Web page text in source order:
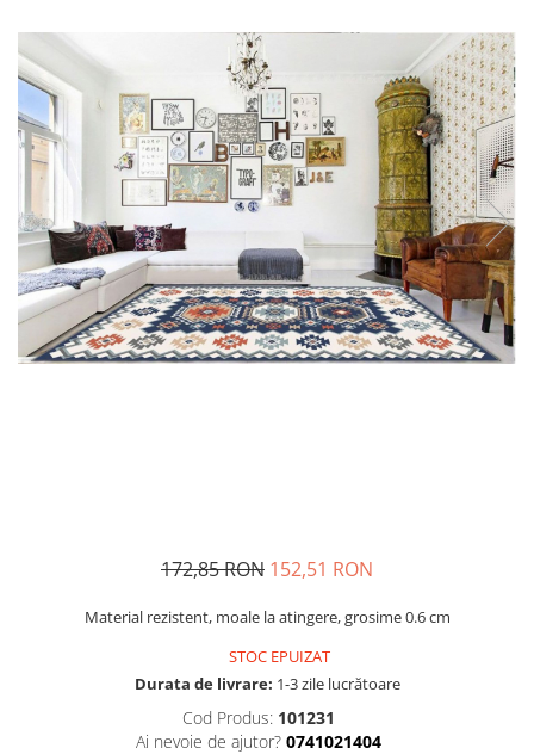
172,85 RON 152,51 RON
Material rezistent, moale la atingere, grosime 0.6 cm
STOC EPUIZAT
Durata de livrare: 1-3 zile lucrătoare
Cod Produs: 101231
Ai nevoie de ajutor? 0741021404